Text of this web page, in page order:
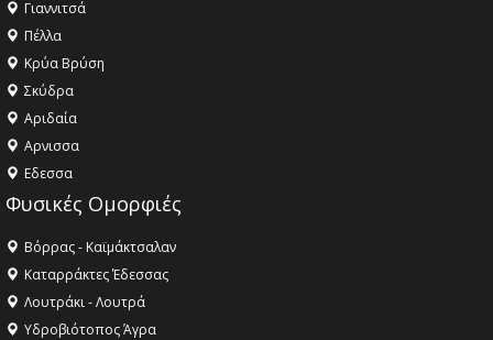
Γιαννιτσά
Πέλλα
Κρύα Βρύση
Σκύδρα
Αριδαία
Aρνισσα
Eδεσσα
Φυσικές Ομορφιές
Βόρρας - Καϊμάκτσαλαν
Καταρράκτες Έδεσσας
Λουτράκι - Λουτρά
Υδροβιότοπος Άγρα